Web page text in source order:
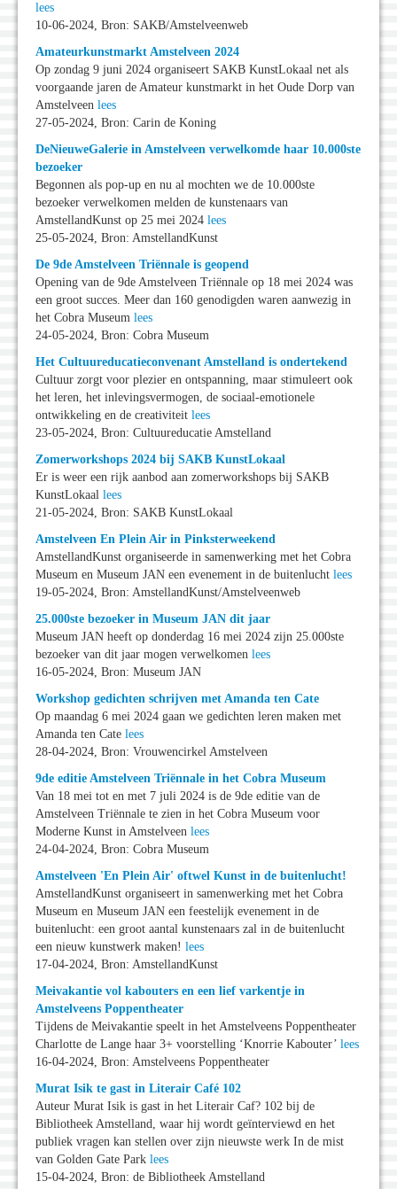
lees
10-06-2024, Bron: SAKB/Amstelveenweb
Amateurkunstmarkt Amstelveen 2024
Op zondag 9 juni 2024 organiseert SAKB KunstLokaal net als
voorgaande jaren de Amateur kunstmarkt in het Oude Dorp van
Amstelveen lees
27-05-2024, Bron: Carin de Koning
DeNieuweGalerie in Amstelveen verwelkomde haar 10.000ste
bezoeker
Begonnen als pop-up en nu al mochten we de 10.000ste
bezoeker verwelkomen melden de kunstenaars van
AmstellandKunst op 25 mei 2024 lees
25-05-2024, Bron: AmstellandKunst
De 9de Amstelveen Triënnale is geopend
Opening van de 9de Amstelveen Triënnale op 18 mei 2024 was
een groot succes. Meer dan 160 genodigden waren aanwezig in
het Cobra Museum lees
24-05-2024, Bron: Cobra Museum
Het Cultuureducatieconvenant Amstelland is ondertekend
Cultuur zorgt voor plezier en ontspanning, maar stimuleert ook
het leren, het inlevingsvermogen, de sociaal-emotionele
ontwikkeling en de creativiteit lees
23-05-2024, Bron: Cultuureducatie Amstelland
Zomerworkshops 2024 bij SAKB KunstLokaal
Er is weer een rijk aanbod aan zomerworkshops bij SAKB
KunstLokaal lees
21-05-2024, Bron: SAKB KunstLokaal
Amstelveen En Plein Air in Pinksterweekend
AmstellandKunst organiseerde in samenwerking met het Cobra
Museum en Museum JAN een evenement in de buitenlucht lees
19-05-2024, Bron: AmstellandKunst/Amstelveenweb
25.000ste bezoeker in Museum JAN dit jaar
Museum JAN heeft op donderdag 16 mei 2024 zijn 25.000ste
bezoeker van dit jaar mogen verwelkomen lees
16-05-2024, Bron: Museum JAN
Workshop gedichten schrijven met Amanda ten Cate
Op maandag 6 mei 2024 gaan we gedichten leren maken met
Amanda ten Cate lees
28-04-2024, Bron: Vrouwencirkel Amstelveen
9de editie Amstelveen Triënnale in het Cobra Museum
Van 18 mei tot en met 7 juli 2024 is de 9de editie van de
Amstelveen Triënnale te zien in het Cobra Museum voor
Moderne Kunst in Amstelveen lees
24-04-2024, Bron: Cobra Museum
Amstelveen 'En Plein Air' oftwel Kunst in de buitenlucht!
AmstellandKunst organiseert in samenwerking met het Cobra
Museum en Museum JAN een feestelijk evenement in de
buitenlucht: een groot aantal kunstenaars zal in de buitenlucht
een nieuw kunstwerk maken! lees
17-04-2024, Bron: AmstellandKunst
Meivakantie vol kabouters en een lief varkentje in
Amstelveens Poppentheater
Tijdens de Meivakantie speelt in het Amstelveens Poppentheater
Charlotte de Lange haar 3+ voorstelling ‘Knorrie Kabouter’ lees
16-04-2024, Bron: Amstelveens Poppentheater
Murat Isik te gast in Literair Café 102
Auteur Murat Isik is gast in het Literair Caf? 102 bij de
Bibliotheek Amstelland, waar hij wordt geïnterviewd en het
publiek vragen kan stellen over zijn nieuwste werk In de mist
van Golden Gate Park lees
15-04-2024, Bron: de Bibliotheek Amstelland